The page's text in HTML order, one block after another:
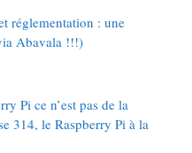
réglementation : une
Abavala !!!)
Pi ce n’est pas de la
314, le Raspberry Pi à la